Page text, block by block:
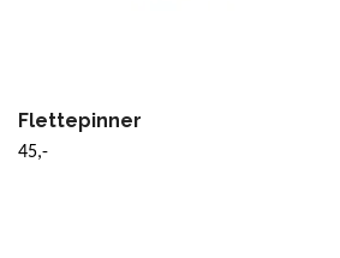
Flettepinner
45,-